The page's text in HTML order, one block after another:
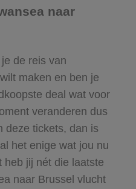
naar
de reis van
maken en ben je
deal wat voor
veranderen dus
deze tickets, dan is
het enige wat jou nu
heb jij nét die laatste
naar Brussel vlucht